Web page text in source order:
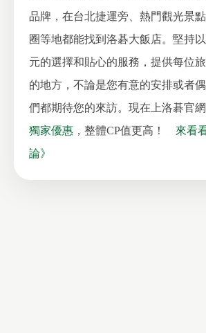
品牌，在台北捷運旁、熱門觀光景
圈等地都能找到洛碁大飯店。堅持
元的選擇和貼心的服務，提供每位
的地方，不論是您有意的安排或者
們都期待您的來訪。現在上洛碁官網
獨家優惠 ，整體CP值更高！ 來看
論》